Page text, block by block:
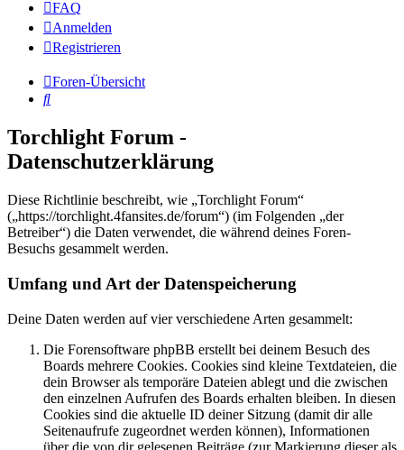
FAQ
Anmelden
Registrieren
Foren-Übersicht
Suche
Torchlight Forum -
Datenschutzerklärung
Diese Richtlinie beschreibt, wie „Torchlight Forum“
(„https://torchlight.4fansites.de/forum“) (im Folgenden „der
Betreiber“) die Daten verwendet, die während deines Foren-
Besuchs gesammelt werden.
Umfang und Art der Datenspeicherung
Deine Daten werden auf vier verschiedene Arten gesammelt:
Die Forensoftware phpBB erstellt bei deinem Besuch des
Boards mehrere Cookies. Cookies sind kleine Textdateien, die
dein Browser als temporäre Dateien ablegt und die zwischen
den einzelnen Aufrufen des Boards erhalten bleiben. In diesen
Cookies sind die aktuelle ID deiner Sitzung (damit dir alle
Seitenaufrufe zugeordnet werden können), Informationen
über die von dir gelesenen Beiträge (zur Markierung dieser als